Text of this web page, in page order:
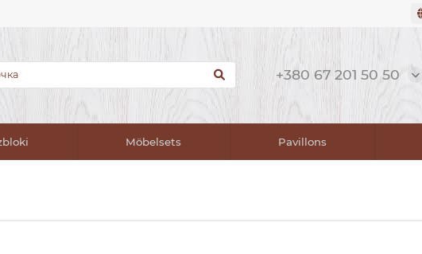
+380 67 201 50 50
Möbelsets Pavillons